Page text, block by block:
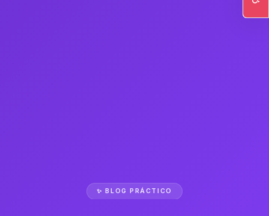
✨ BLOG PRÁCTICO